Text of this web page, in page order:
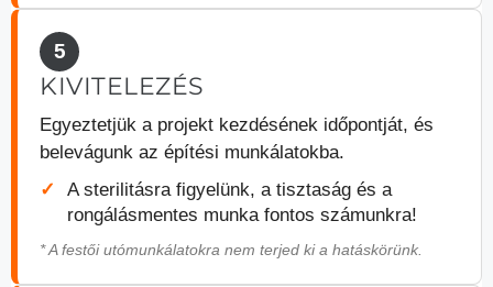
5
KIVITELEZÉS
Egyeztetjük a projekt kezdésének időpontját, és
belevágunk az építési munkálatokba.
A sterilitásra figyelünk, a tisztaság és a
rongálásmentes munka fontos számunkra!
* A festői utómunkálatokra nem terjed ki a hatáskörünk.